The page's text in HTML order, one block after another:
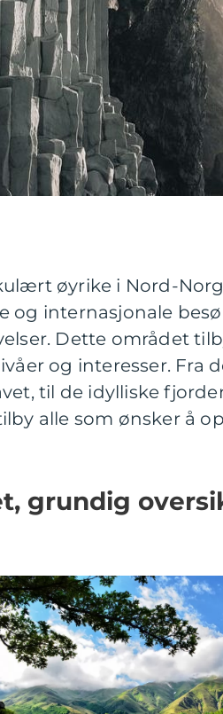
øyrike i Nord-
og internasjonale
Dette området
og interesser. Fra
til de idylliske
alle som ønsker å
grundig